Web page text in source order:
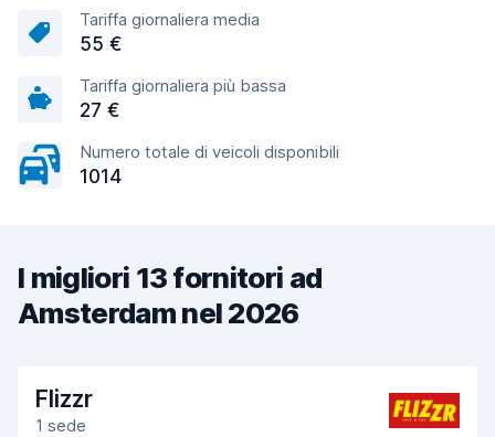
Tariffa giornaliera media
55 €
Tariffa giornaliera più bassa
27 €
Numero totale di veicoli disponibili
1014
I migliori 13 fornitori ad
Amsterdam nel 2026
Flizzr
1 sede